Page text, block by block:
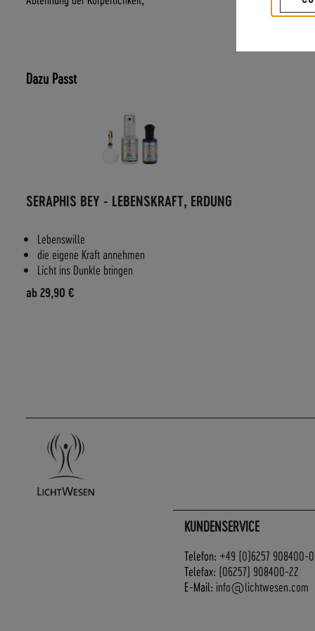
Dazu Passt
SERAPHIS BEY - LEBENSKRAFT, ERDUNG
Lebenswille
die eigene Kraft annehmen
Licht ins Dunkle bringen
ab 29,90 €
KUNDENSERVICE
Telefon: +49 (0)6257 908400-0
Telefax: (06257) 908400-22
E-Mail: info@lichtwesen.com